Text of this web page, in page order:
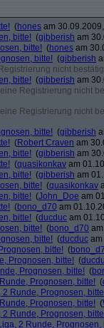
(hones am
bitte! (gibberish am
bitte! (hones am
bitte! (gibberish
nicht
bitte! (gibberish am
Registrierung nicht
Registrierung nicht
bitte! (gibberish
(Robert Craven am
bitte! (gibberish am
(quasikonkav am
bitte! (gibberish am
bitte! (quasikonkav
bitte! (John_Doe am
(bono_d70 am
bitte! (ducduc am
bitte! (bono_d70
bitte! (ducduc
bitte! (
Prognosen, bitte! (
Prognosen, bitte! (
Prognosen, bitte! (
2 Runde, Prognosen,
Prognosen, bitte! (
2 Runde, Prognosen,
2 Runde, Prognosen,